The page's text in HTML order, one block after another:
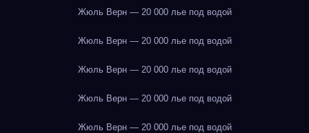
Жюль Верн — 20 000 лье под водой
Жюль Верн — 20 000 лье под водой
Жюль Верн — 20 000 лье под водой
Жюль Верн — 20 000 лье под водой
Жюль Верн — 20 000 лье под водой